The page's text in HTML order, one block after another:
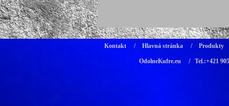
Kontakt / Hlavná stránka / Produkty
OdolneKufre.eu / Tel.:+421